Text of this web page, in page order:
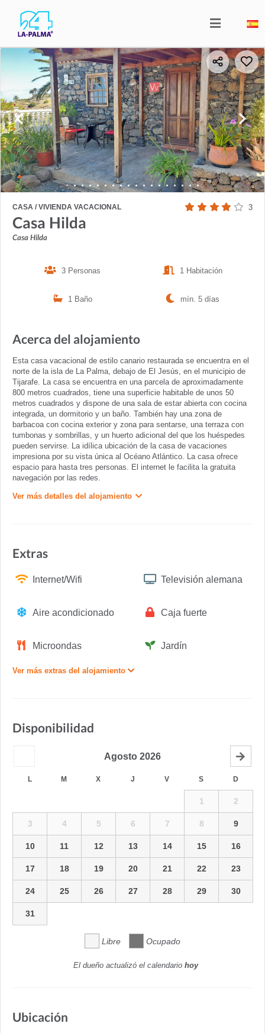
CASA / VIVIENDA VACACIONAL 3
Casa Hilda
Casa Hilda
3 Personas 1 Habitación
1 Baño mín. 5 días
Acerca del alojamiento
Esta casa vacacional de estilo canario restaurada se encuentra en el
norte de la isla de La Palma, debajo de El Jesús, en el municipio de
Tijarafe. La casa se encuentra en una parcela de aproximadamente
800 metros cuadrados, tiene una superficie habitable de unos 50
metros cuadrados y dispone de una sala de estar abierta con cocina
integrada, un dormitorio y un baño. También hay una zona de
barbacoa con cocina exterior y zona para sentarse, una terraza con
tumbonas y sombrillas, y un huerto adicional del que los huéspedes
pueden servirse. La idílica ubicación de la casa de vacaciones
impresiona por su vista única al Océano Atlántico. La casa ofrece
espacio para hasta tres personas. El internet le facilita la gratuita
navegación por las redes.
Ver más detalles del alojamiento
Extras
Internet/Wifi Televisión alemana
Aire acondicionado Caja fuerte
Microondas Jardín
Ver más extras del alojamiento
Disponibilidad
Agosto 2026
L M X J V S D
1 2
3 4 5 6 7 8 9
10 11 12 13 14 15 16
17 18 19 20 21 22 23
24 25 26 27 28 29 30
31
Libre Ocupado
El dueño actualizó el calendario hoy
Ubicación